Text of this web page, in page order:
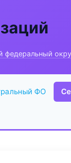
федеральный
ФО